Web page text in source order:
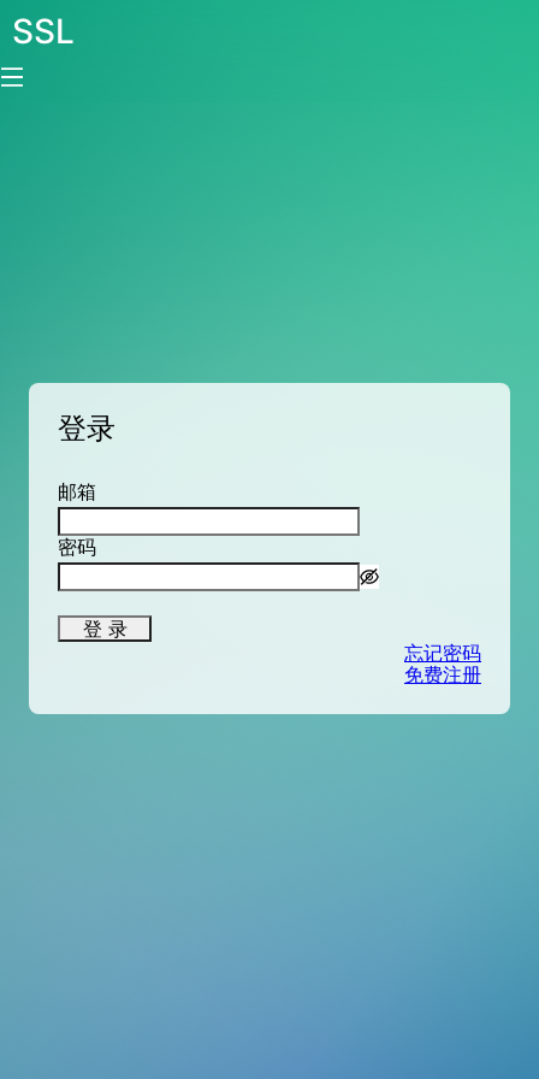
SSL
登录
邮箱
密码
登 录
忘记密码
免费注册